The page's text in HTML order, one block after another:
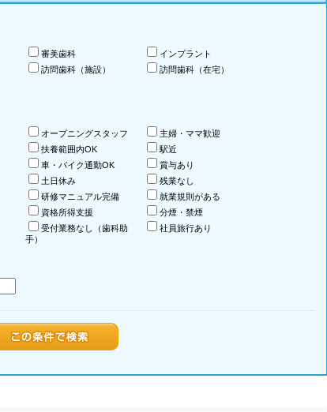
審美歯科
インプラント
訪問歯科（施設）
訪問歯科（在宅）
オープニングスタッフ
主婦・ママ歓迎
扶養範囲内OK
駅近
車・バイク通勤OK
賞与あり
土日休み
残業なし
研修マニュアル完備
就業規則がある
資格所得支援
分煙・禁煙
受付業務なし（歯科助
手）
社員旅行あり